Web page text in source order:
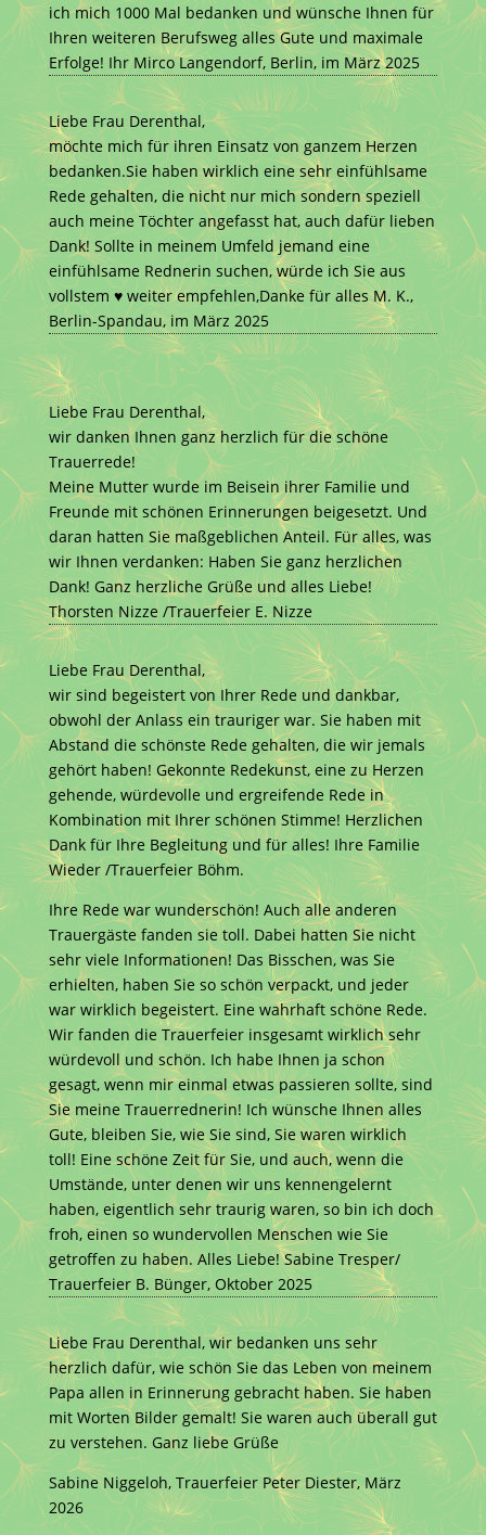
ich mich 1000 Mal bedanken und wünsche Ihnen für
Ihren weiteren Berufsweg alles Gute und maximale
Erfolge! Ihr Mirco Langendorf, Berlin, im März 2025
Liebe Frau Derenthal,
möchte mich für ihren Einsatz von ganzem Herzen
bedanken.Sie haben wirklich eine sehr einfühlsame
Rede gehalten, die nicht nur mich sondern speziell
auch meine Töchter angefasst hat, auch dafür lieben
Dank! Sollte in meinem Umfeld jemand eine
einfühlsame Rednerin suchen, würde ich Sie aus
vollstem ♥️weiter empfehlen,Danke für alles M. K.,
Berlin-Spandau, im März 2025
Liebe Frau Derenthal,
wir danken Ihnen ganz herzlich für die schöne
Trauerrede!
Meine Mutter wurde im Beisein ihrer Familie und
Freunde mit schönen Erinnerungen beigesetzt. Und
daran hatten Sie maßgeblichen Anteil. Für alles, was
wir Ihnen verdanken: Haben Sie ganz herzlichen
Dank! Ganz herzliche Grüße und alles Liebe!
Thorsten Nizze /Trauerfeier E. Nizze
Liebe Frau Derenthal,
wir sind begeistert von Ihrer Rede und dankbar,
obwohl der Anlass ein trauriger war. Sie haben mit
Abstand die schönste Rede gehalten, die wir jemals
gehört haben! Gekonnte Redekunst, eine zu Herzen
gehende, würdevolle und ergreifende Rede in
Kombination mit Ihrer schönen Stimme! Herzlichen
Dank für Ihre Begleitung und für alles! Ihre Familie
Wieder /Trauerfeier Böhm.
Ihre Rede war wunderschön! Auch alle anderen
Trauergäste fanden sie toll. Dabei hatten Sie nicht
sehr viele Informationen! Das Bisschen, was Sie
erhielten, haben Sie so schön verpackt, und jeder
war wirklich begeistert. Eine wahrhaft schöne Rede.
Wir fanden die Trauerfeier insgesamt wirklich sehr
würdevoll und schön. Ich habe Ihnen ja schon
gesagt, wenn mir einmal etwas passieren sollte, sind
Sie meine Trauerrednerin! Ich wünsche Ihnen alles
Gute, bleiben Sie, wie Sie sind, Sie waren wirklich
toll! Eine schöne Zeit für Sie, und auch, wenn die
Umstände, unter denen wir uns kennengelernt
haben, eigentlich sehr traurig waren, so bin ich doch
froh, einen so wundervollen Menschen wie Sie
getroffen zu haben. Alles Liebe! Sabine Tresper/
Trauerfeier B. Bünger, Oktober 2025
Liebe Frau Derenthal, wir bedanken uns sehr
herzlich dafür, wie schön Sie das Leben von meinem
Papa allen in Erinnerung gebracht haben. Sie haben
mit Worten Bilder gemalt! Sie waren auch überall gut
zu verstehen. Ganz liebe Grüße
Sabine Niggeloh, Trauerfeier Peter Diester, März
2026